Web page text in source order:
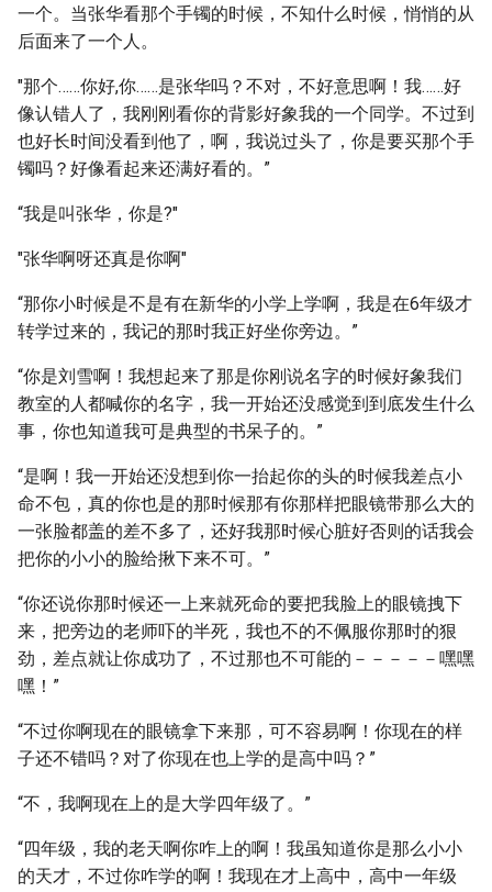
一个。当张华看那个手镯的时候，不知什么时候，悄悄的从
后面来了一个人。
"那个……你好,你……是张华吗？不对，不好意思啊！我……好
像认错人了，我刚刚看你的背影好象我的一个同学。不过到
也好长时间没看到他了，啊，我说过头了，你是要买那个手
镯吗？好像看起来还满好看的。”
“我是叫张华，你是?"
"张华啊呀还真是你啊"
“那你小时候是不是有在新华的小学上学啊，我是在6年级才
转学过来的，我记的那时我正好坐你旁边。”
“你是刘雪啊！我想起来了那是你刚说名字的时候好象我们
教室的人都喊你的名字，我一开始还没感觉到到底发生什么
事，你也知道我可是典型的书呆子的。”
“是啊！我一开始还没想到你一抬起你的头的时候我差点小
命不包，真的你也是的那时候那有你那样把眼镜带那么大的
一张脸都盖的差不多了，还好我那时候心脏好否则的话我会
把你的小小的脸给揪下来不可。”
“你还说你那时候还一上来就死命的要把我脸上的眼镜拽下
来，把旁边的老师吓的半死，我也不的不佩服你那时的狠
劲，差点就让你成功了，不过那也不可能的－－－－－嘿嘿
嘿！”
“不过你啊现在的眼镜拿下来那，可不容易啊！你现在的样
子还不错吗？对了你现在也上学的是高中吗？”
“不，我啊现在上的是大学四年级了。”
“四年级，我的老天啊你咋上的啊！我虽知道你是那么小小
的天才，不过你咋学的啊！我现在才上高中，高中一年级